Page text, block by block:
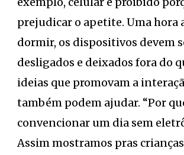
prejudicar o apetite. Uma hora
dormir, os dispositivos devem
desligados e deixados fora do
ideias que promovam a
também podem ajudar. “Por
convencionar um dia sem
Assim mostramos pras